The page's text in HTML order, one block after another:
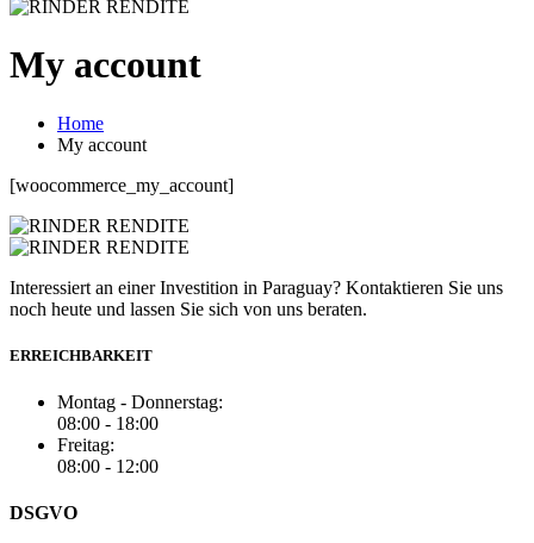
My account
Home
My account
[woocommerce_my_account]
Interessiert an einer Investition in Paraguay? Kontaktieren Sie uns
noch heute und lassen Sie sich von uns beraten.
ERREICHBARKEIT
Montag - Donnerstag:
08:00 - 18:00
Freitag:
08:00 - 12:00
DSGVO